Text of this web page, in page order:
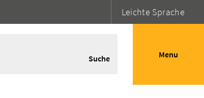
Leichte Sprache
Suche Menu